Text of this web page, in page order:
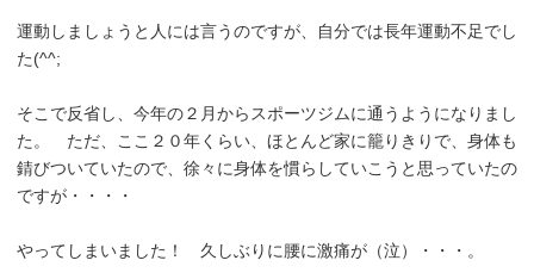
運動しましょうと人には言うのですが、自分では長年運動不足でし
た(^^;
そこで反省し、今年の２月からスポーツジムに通うようになりまし
た。 ただ、ここ２０年くらい、ほとんど家に籠りきりで、身体も
錆びついていたので、徐々に身体を慣らしていこうと思っていたの
ですが・・・・
やってしまいました！ 久しぶりに腰に激痛が（泣）・・・。